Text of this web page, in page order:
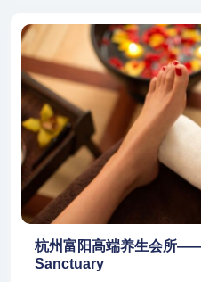
杭州富阳高端养生会所
Sanctuary